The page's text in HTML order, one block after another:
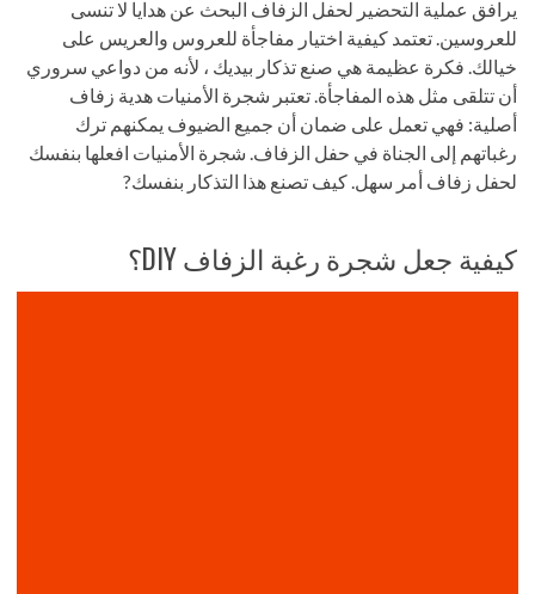
يرافق عملية التحضير لحفل الزفاف البحث عن هدايا لا تنسى
للعروسين. تعتمد كيفية اختيار مفاجأة للعروس والعريس على
خيالك. فكرة عظيمة هي صنع تذكار بيديك ، لأنه من دواعي سروري
أن تتلقى مثل هذه المفاجأة. تعتبر شجرة الأمنيات هدية زفاف
أصلية: فهي تعمل على ضمان أن جميع الضيوف يمكنهم ترك
رغباتهم إلى الجناة في حفل الزفاف. شجرة الأمنيات افعلها بنفسك
لحفل زفاف أمر سهل. كيف تصنع هذا التذكار بنفسك?
كيفية جعل شجرة رغبة الزفاف DIY؟